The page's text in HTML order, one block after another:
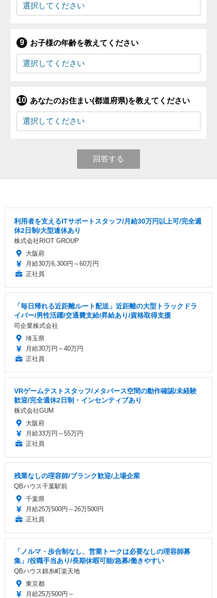
お子様の年齢を教えてください
あなたのお住まい(都道府県)を教えてください
回答する
利用者を支えるITサポートスタッフ/月給30万円以上可/完全週
休2日制/大型連休あり
株式会社RIOT GROUP
大阪府
月給30万6,300円～60万円
正社員
「毎日帰れる近距離ルート配送」近距離の大型トラックドラ
イバー/男性活躍/交通費支給/昇給あり/資格取得支援
司企業株式会社
埼玉県
月給30万円～40万円
正社員
VRゲームテストスタッフ/メタバース空間の動作確認/未経験
歓迎/完全週休2日制・インセンティブあり
株式会社GUM
大阪府
月給33万円～55万円
正社員
残業なしの理容師/ブランク歓迎/上場企業
QBハウス千葉駅前
千葉県
月給25万500円～26万500円
正社員
「ノルマ・歩合制なし、営業トークは必要なしの理容師募
集」/役職手当あり/長期休暇可能/急募/働きやすい
QBハウス錦糸町楽天地
東京都
月給25万500円～